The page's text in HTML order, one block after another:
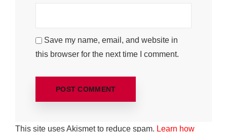
Save my name, email, and website in
this browser for the next time I comment.
This site uses Akismet to reduce spam. Learn how